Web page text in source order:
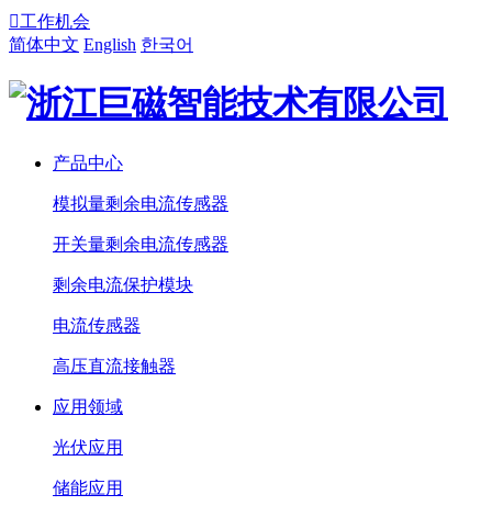
工作机会
简体中文 English 한국어
产品中心
模拟量剩余电流传感器
开关量剩余电流传感器
剩余电流保护模块
电流传感器
高压直流接触器
应用领域
光伏应用
储能应用